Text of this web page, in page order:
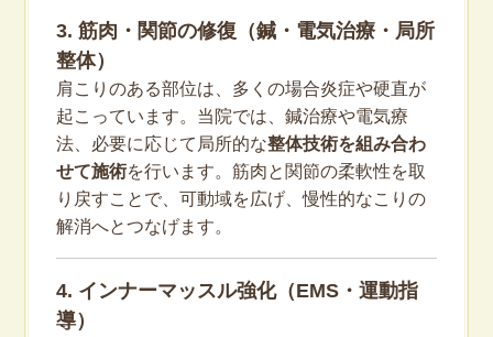
3. 筋肉・関節の修復（鍼・電気治療・局所
整体）
肩こりのある部位は、多くの場合炎症や硬直が
起こっています。当院では、鍼治療や電気療
法、必要に応じて局所的な整体技術を組み合わ
せて施術を行います。筋肉と関節の柔軟性を取
り戻すことで、可動域を広げ、慢性的なこりの
解消へとつなげます。
4. インナーマッスル強化（EMS・運動指
導）